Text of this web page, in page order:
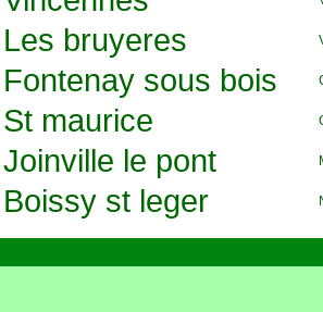
Les bruyeres
Fontenay sous bois
St maurice
Joinville le pont
Boissy st leger